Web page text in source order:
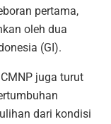
pertama,
oleh dua
(GI).
juga turut
dari kondisi